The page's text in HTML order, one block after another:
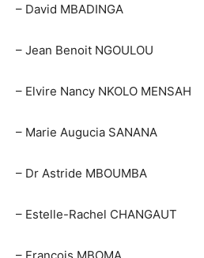
– David MBADINGA
– Jean Benoit NGOULOU
– Elvire Nancy NKOLO MENSAH
– Marie Augucia SANANA
– Dr Astride MBOUMBA
– Estelle-Rachel CHANGAUT
– François MBOMA